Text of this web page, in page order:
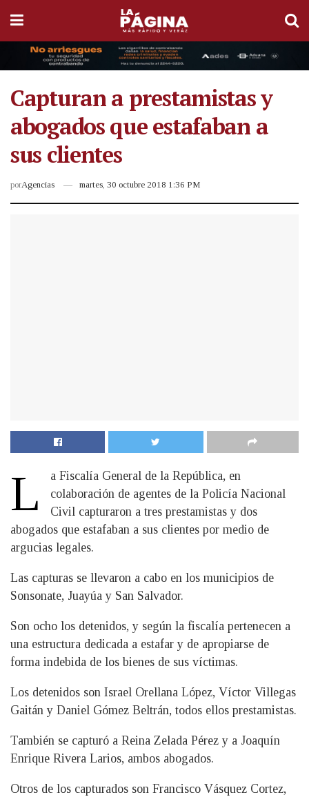
Capturan a prestamistas y
abogados que estafaban a
sus clientes
porAgencias martes, 30 octubre 2018 1:36 PM
L
a Fiscalía General de la República, en
colaboración de agentes de la Policía Nacional
Civil capturaron a tres prestamistas y dos
abogados que estafaban a sus clientes por medio de
argucias legales.
Las capturas se llevaron a cabo en los municipios de
Sonsonate, Juayúa y San Salvador.
Son ocho los detenidos, y según la fiscalía pertenecen a
una estructura dedicada a estafar y de apropiarse de
forma indebida de los bienes de sus víctimas.
Los detenidos son Israel Orellana López, Víctor Villegas
Gaitán y Daniel Gómez Beltrán, todos ellos prestamistas.
También se capturó a Reina Zelada Pérez y a Joaquín
Enrique Rivera Larios, ambos abogados.
Otros de los capturados son Francisco Vásquez Cortez,